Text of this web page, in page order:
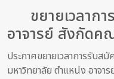
ขยายเวลาก
อาจารย์ สังกัดค
ประกาศขยายเวลาการรับ
มหาวิทยาลัย ตำแหน่ง อาจ